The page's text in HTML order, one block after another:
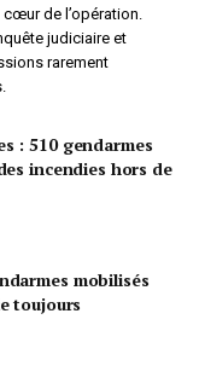
de l’opération.
judiciaire et
rarement
: 510 gendarmes
incendies hors de
mobilisés
toujours